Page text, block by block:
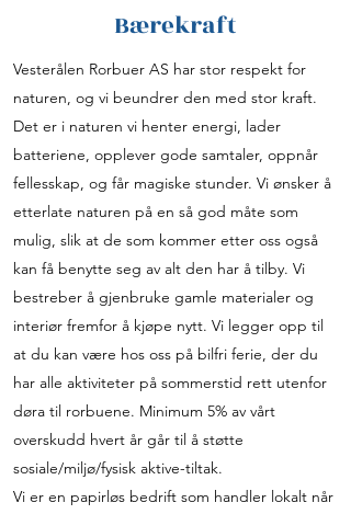
Bærekraft
Vesterålen Rorbuer AS har stor respekt for
naturen, og vi beundrer den med stor kraft.
Det er i naturen vi henter energi, lader
batteriene, opplever gode samtaler, oppnår
fellesskap, og får magiske stunder. Vi ønsker å
etterlate naturen på en så god måte som
mulig, slik at de som kommer etter oss også
kan få benytte seg av alt den har å tilby. Vi
bestreber å gjenbruke gamle materialer og
interiør fremfor å kjøpe nytt. Vi legger opp til
at du kan være hos oss på bilfri ferie, der du
har alle aktiviteter på sommerstid rett utenfor
døra til rorbuene. Minimum 5% av vårt
overskudd hvert år går til å støtte
sosiale/miljø/fysisk aktive-tiltak.
Vi er en papirløs bedrift som handler lokalt når